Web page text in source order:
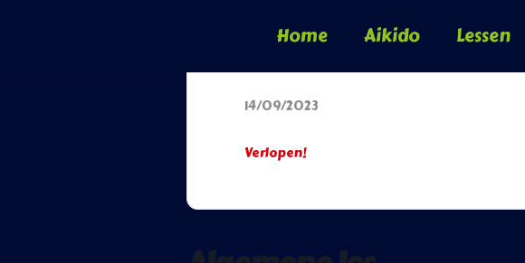
Home Aikido Lessen
14/09/2023
Verlopen!